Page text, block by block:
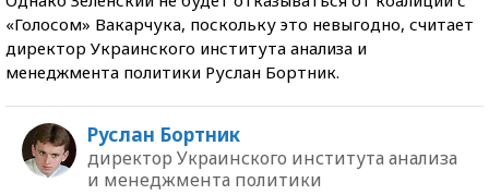
«Голосом» Вакарчука, поскольку это невыгодно, считает
директор Украинского института анализа и
менеджмента политики Руслан Бортник.
Руслан Бортник
директор Украинского института анализа
и менеджмента политики